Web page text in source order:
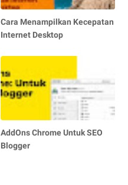
Cara Menampilkan Kecepatan
Internet Desktop
AddOns Chrome Untuk SEO
Blogger